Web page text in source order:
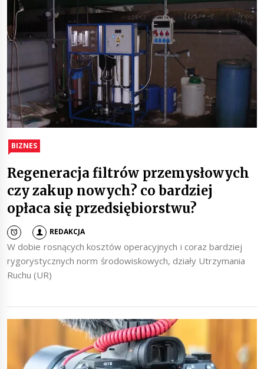
BIZNES
Regeneracja filtrów przemysłowych
czy zakup nowych? co bardziej
opłaca się przedsiębiorstwu?
REDAKCJA
W dobie rosnących kosztów operacyjnych i coraz bardziej
rygorystycznych norm środowiskowych, działy Utrzymania
Ruchu (UR)